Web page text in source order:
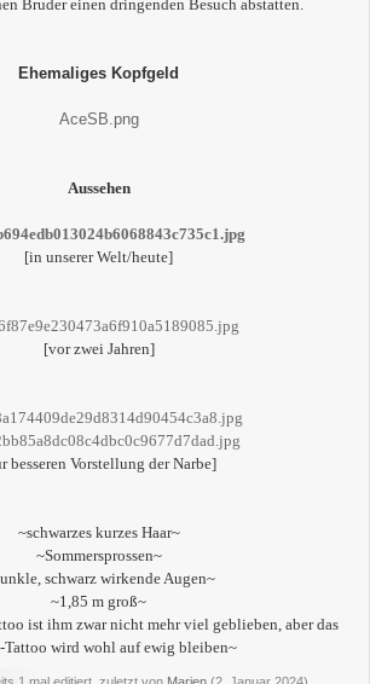
Bruder einen dringenden Besuch abstatten.
Ehemaliges Kopfgeld
AceSB.png
Aussehen
[in unserer Welt/heute]
[vor zwei Jahren]
besseren Vorstellung der Narbe]
~schwarzes kurzes Haar~
~Sommersprossen~
schwarz wirkende Augen~
~1,85 m groß~
ist ihm zwar nicht mehr viel geblieben, aber das
Tattoo wird wohl auf ewig bleiben~